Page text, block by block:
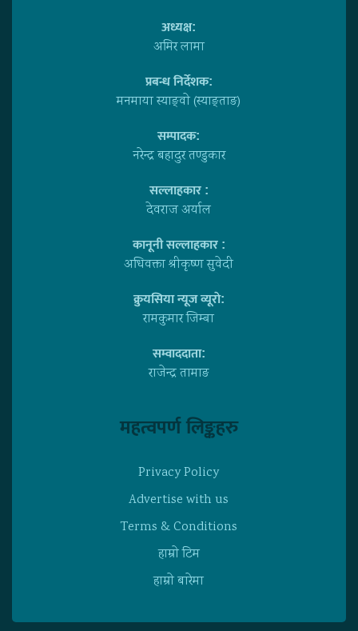
अध्यक्ष:
अमिर लामा
प्रबन्ध निर्देशक:
मनमाया स्याङ्वाे (स्याङ्ताङ)
सम्पादक:
नरेन्द्र बहादुर तण्डुकार
सल्लाहकार :
देवराज अर्याल
कानूनी सल्लाहकार :
अधिवक्ता श्रीकृष्ण सुवेदी
क्रुयसिया न्यूज व्यूराे:
रामकुमार जिम्बा
सम्वाददाता:
राजेन्द्र तामाङ
महत्वपर्ण लिङ्कहरु
Privacy Policy
Advertise with us
Terms & Conditions
हाम्राे टिम
हाम्राे बारेमा